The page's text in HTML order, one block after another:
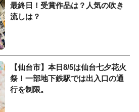
最終日！受賞作品は？人気の吹き
流しは？
【仙台市】本日8/5は仙台七夕花火
祭！一部地下鉄駅では出入口の通
行を制限。